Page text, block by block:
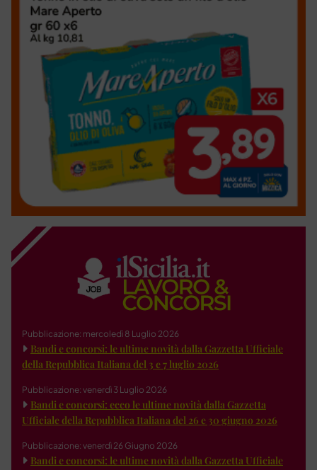
Pubblicazione: mercoledì 8 Luglio 2026
Bandi e concorsi: le ultime novità dalla Gazzetta Ufficiale
della Repubblica Italiana del 3 e 7 luglio 2026
Pubblicazione: venerdì 3 Luglio 2026
Bandi e concorsi: ecco le ultime novità dalla Gazzetta
Ufficiale della Repubblica Italiana del 26 e 30 giugno 2026
Pubblicazione: venerdì 26 Giugno 2026
Bandi e concorsi: le ultime novità dalla Gazzetta Ufficiale